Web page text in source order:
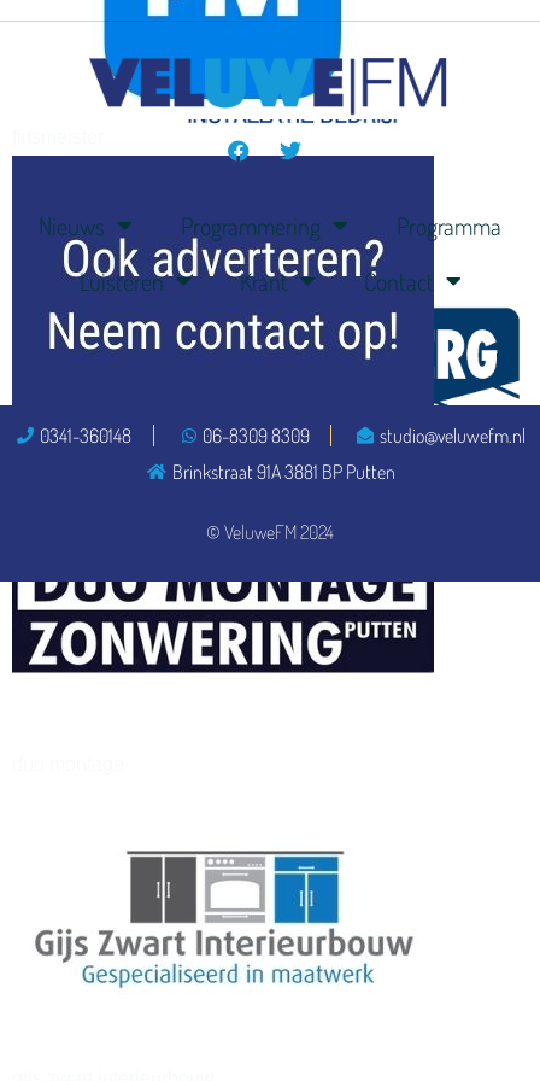
henkvandeberg
ook adverteren
Nieuws Programmering
Programma
Luisteren
Krant Contact
© VeluweFM 2024
0341-360148 06-8309 8309
studio@veluwefm.nl
Brinkstraat 91A 3881 BP Putten